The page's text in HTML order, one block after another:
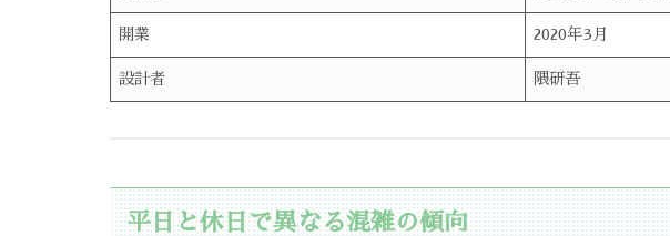
開業 2020年3月
設計者 隈研吾
平日と休日で異なる混雑の傾向